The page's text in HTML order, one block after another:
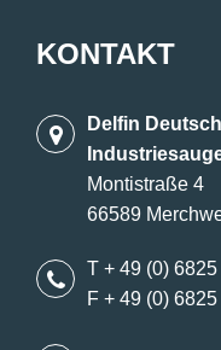
KONTAKT
Delfin
Montistraße 4
66589
T + 49 (0)
F + 49 (0)